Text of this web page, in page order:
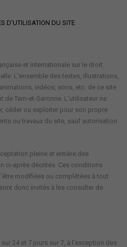
D'UTILISATION DU SITE
et internationale sur le droit
L'ensemble des textes, illustrations,
vidéos, sons, etc. de ce site
de Tarn-et-Garonne. L'utilisateur ne
céder ou exploiter pour son propre
ou travaux du site, sauf autorisation
pleine et entière des
ci-après décrites. Ces conditions
modifiées ou complétées à tout
donc invités à les consulter de
24 et 7 jours sur 7, à l’exception des